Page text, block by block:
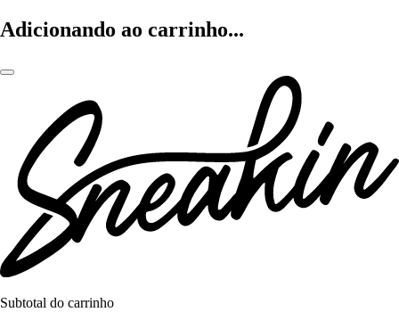
Adicionando ao carrinho...
Subtotal do carrinho